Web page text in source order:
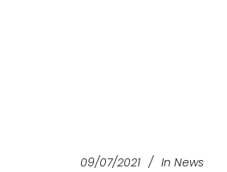
09/07/2021 In News